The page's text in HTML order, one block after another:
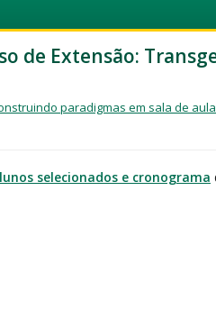
de Extensão:
paradigmas em sala de aula
selecionados e cronograma